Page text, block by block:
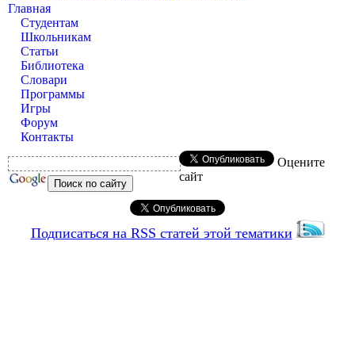
Главная
Студентам
Школьникам
Статьи
Библиотека
Словари
Программы
Игры
Форум
Контакты
Оцените
сайт
Подписаться на RSS статей этой тематики